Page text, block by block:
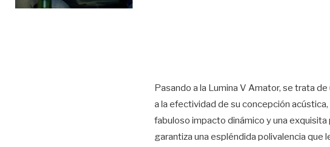
Pasando a la Lumina V Amator, se trata
a la efectividad de su concepción
fabuloso impacto dinámico y una exquisita
garantiza una espléndida polivalencia que